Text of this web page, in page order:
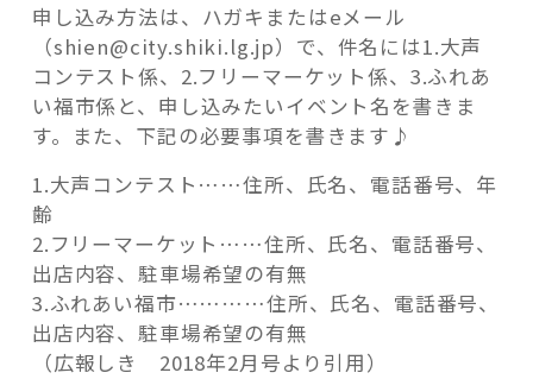
申し込み方法は、ハガキまたはeメール
（shien@city.shiki.lg.jp）で、件名には1.大声
コンテスト係、2.フリーマーケット係、3.ふれあ
い福市係と、申し込みたいイベント名を書きま
す。また、下記の必要事項を書きます♪
1.大声コンテスト……住所、氏名、電話番号、年
齢
2.フリーマーケット……住所、氏名、電話番号、
出店内容、駐車場希望の有無
3.ふれあい福市…………住所、氏名、電話番号、
出店内容、駐車場希望の有無
（広報しき 2018年2月号より引用）